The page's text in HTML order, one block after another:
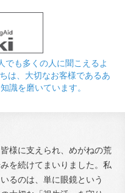
でも多くの人に聞こえるよ
は、大切なお客様であるあ
識を磨いています。
様に支えられ、めがねの荒
を続けてまいりました。私
るのは、単に眼鏡という